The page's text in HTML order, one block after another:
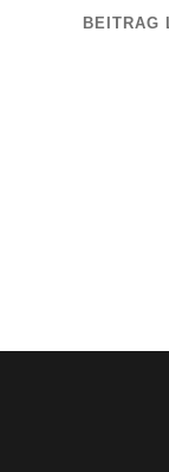
BEITRAG